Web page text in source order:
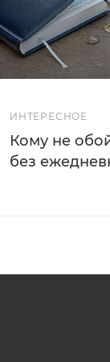
ИНТЕРЕСНОЕ
Кому не
без